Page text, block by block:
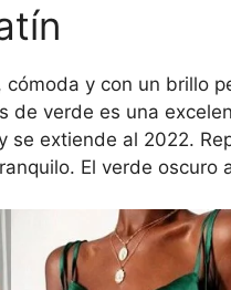
cómoda y con un brillo
de verde es una
se extiende al 2022.
El verde oscuro